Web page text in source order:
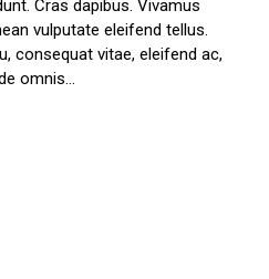
Cras dapibus. Vivamus
vulputate eleifend tellus.
consequat vitae, eleifend ac,
omnis…